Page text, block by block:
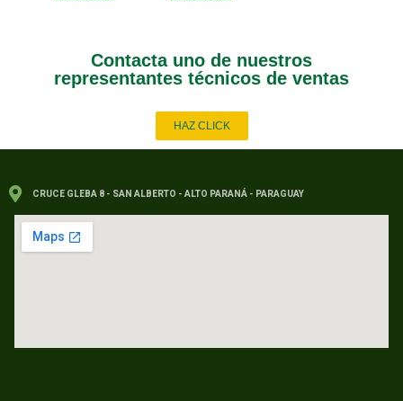
Contacta uno de nuestros
representantes técnicos de ventas
HAZ CLICK
CRUCE GLEBA 8 - SAN ALBERTO - ALTO PARANÁ - PARAGUAY